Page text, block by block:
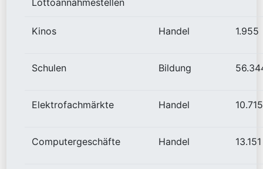
Lottoannahmestellen
Kinos Handel 1.955
Schulen Bildung
Elektrofachmärkte Handel 10.715
Computergeschäfte Handel 13.151